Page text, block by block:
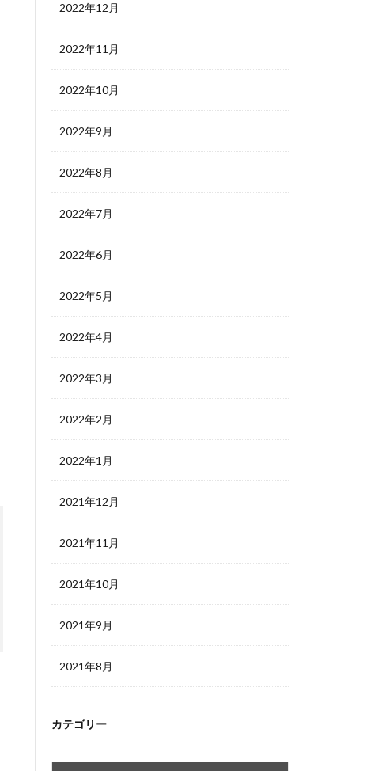
2022年12月
2022年11月
2022年10月
2022年9月
2022年8月
2022年7月
2022年6月
2022年5月
2022年4月
2022年3月
2022年2月
2022年1月
2021年12月
2021年11月
2021年10月
2021年9月
2021年8月
カテゴリー